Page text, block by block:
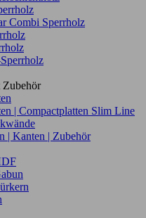
Combi Sperrholz
Zubehör
| Compactplatten Slim Line
| Kanten | Zubehör